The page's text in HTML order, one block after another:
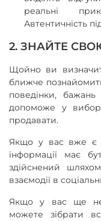
реальні
Автентичність
2. ЗНАЙТЕ
Щойно ви
ближче
поведінки,
допоможе у
продавати.
Якщо у вас вже є
інформації має
здійснений
взаємодії в
Якщо у вас ще
можете зібрати